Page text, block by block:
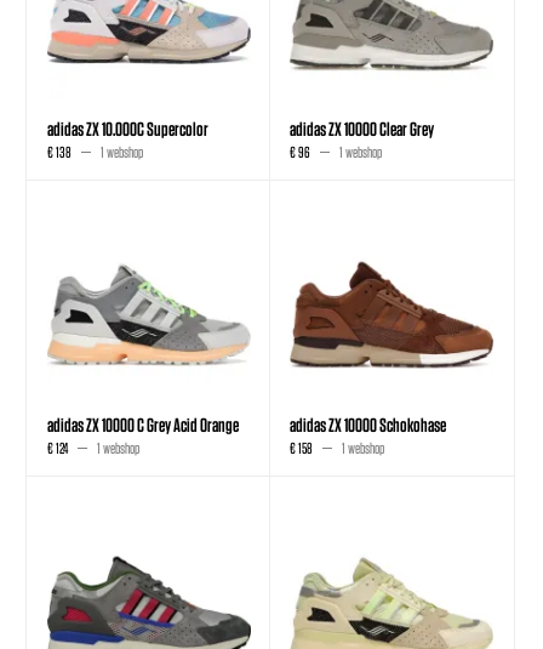
adidas ZX 10.000C Supercolor
€ 138 1 webshop
adidas ZX 10000 Clear Grey
€ 96 1 webshop
adidas ZX 10000 C Grey Acid Orange
€ 124 1 webshop
adidas ZX 10000 Schokohase
€ 158 1 webshop